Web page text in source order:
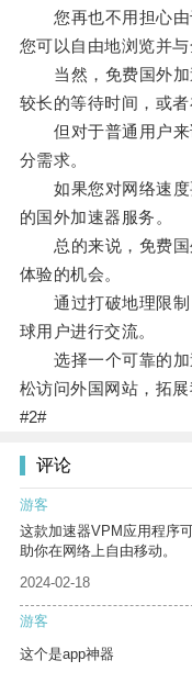
您再也不用担心由
您可以自由地浏览并与
当然，免费国外加
较长的等待时间，或
但对于普通用户来
分需求。
如果您对网络速度
的国外加速器服务。
总的来说，免费国
体验的机会。
通过打破地理限制
球用户进行交流。
选择一个可靠的加
松访问外国网站，拓
#2#
评论
游客
这款加速器VPM应用程序
助你在网络上自由移动。
2024-02-18
游客
这个是app神器